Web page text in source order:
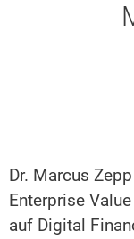
Dr. Marcus
Enterprise
auf Digital